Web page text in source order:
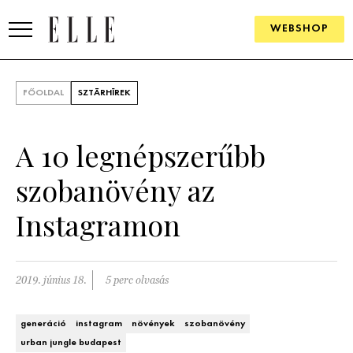
WEBSHOP
GOURMET AWARDS
SZÉPSÉG
KULTÚRA
PSZICHÉ
PÁRKAPCSOLAT
FŐOLDAL SZTÁRHÍREK
A 10 legnépszerűbb
szobanövény az
Instagramon
2019. június 18. 5 perc olvasás
generáció instagram növények
szobanövény
urban jungle budapest